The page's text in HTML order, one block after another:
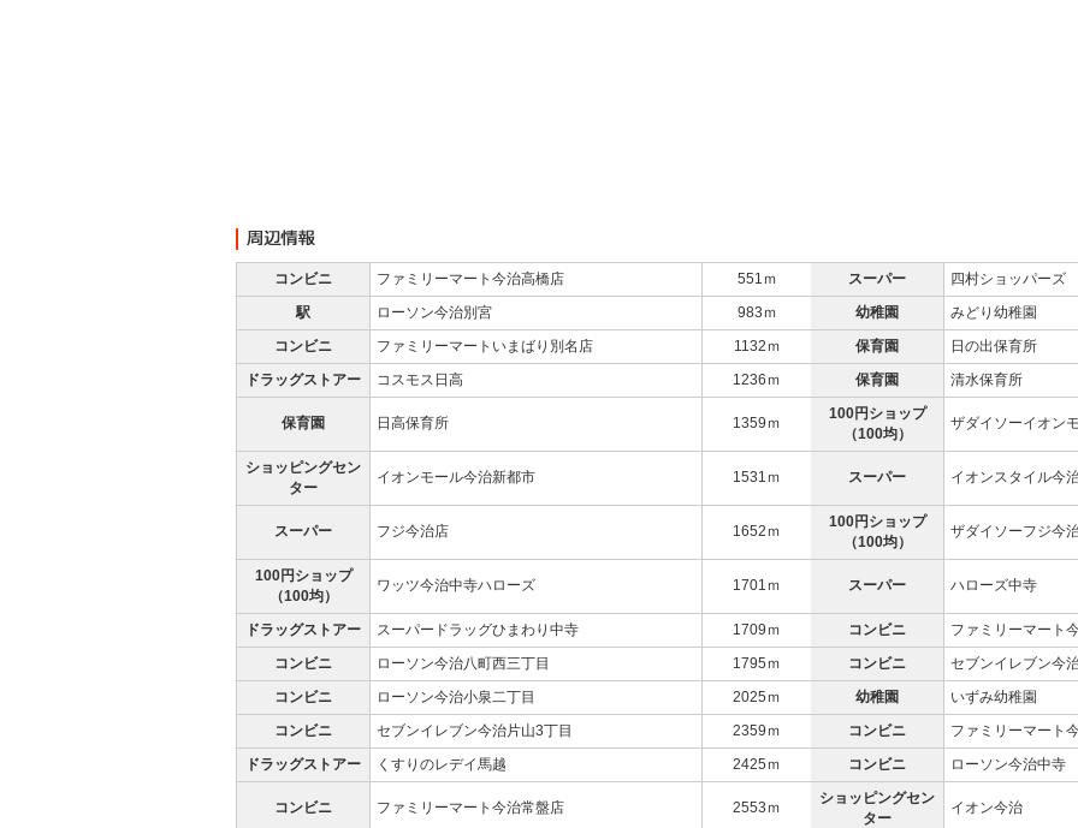
コンビニ ファミリーマート今治高橋店 551ｍ スーパー
四村ショッパーズ
駅
ローソン今治別宮 983ｍ 幼稚園
みどり幼稚園
コンビニ
ファミリーマートいまばり別名店 1132ｍ 保育園
日の出保育所
ドラッグストアー
コスモス日高 1236ｍ 保育園 清水保育所
保育園 日高保育所 1359ｍ
100円ショップ
（100均）
ザダイソーイオン
ショッピングセン
ター
イオンモール今治新都市 1531ｍ スーパー イオンスタイル今
スーパー フジ今治店 1652ｍ
100円ショップ
（100均）
ザダイソーフジ今
100円ショップ
（100均）
ワッツ今治中寺ハローズ 1701ｍ スーパー ハローズ中寺
ドラッグストアー スーパードラッグひまわり中寺 1709ｍ コンビニ
ファミリーマート
コンビニ
ローソン今治八町西三丁目 1795ｍ コンビニ
セブンイレブン今
コンビニ
ローソン今治小泉二丁目 2025ｍ 幼稚園
いずみ幼稚園
コンビニ
セブンイレブン今治片山3丁目 2359ｍ コンビニ
ファミリーマート
ドラッグストアー
くすりのレデイ馬越 2425ｍ コンビニ ローソン今治中寺
コンビニ ファミリーマート今治常盤店 2553ｍ
ショッピングセン
ター
イオン今治